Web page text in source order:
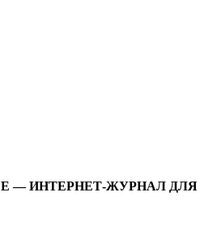
— ИНТЕРНЕТ-ЖУРНАЛ ДЛЯ